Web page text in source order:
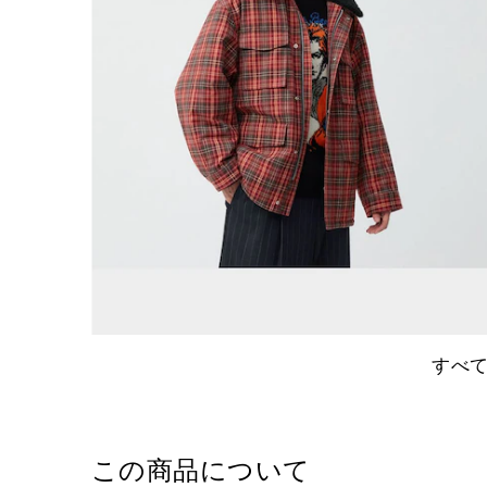
すべ
この商品について